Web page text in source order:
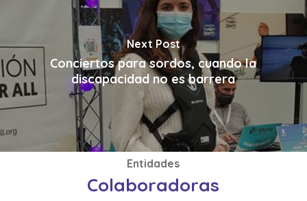
Next Post
Conciertos para sordos, cuando la
discapacidad no es barrera
Entidades
Colaboradoras